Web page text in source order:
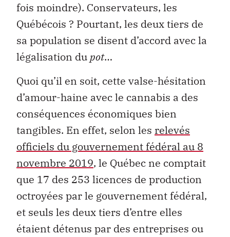
fois moindre). Conservateurs, les
Québécois ? Pourtant, les deux tiers de
sa population se disent d’accord avec la
légalisation du pot…
Quoi qu’il en soit, cette valse-hésitation
d’amour-haine avec le cannabis a des
conséquences économiques bien
tangibles. En effet, selon les relevés
officiels du gouvernement fédéral au 8
novembre 2019, le Québec ne comptait
que 17 des 253 licences de production
octroyées par le gouvernement fédéral,
et seuls les deux tiers d’entre elles
étaient détenus par des entreprises ou